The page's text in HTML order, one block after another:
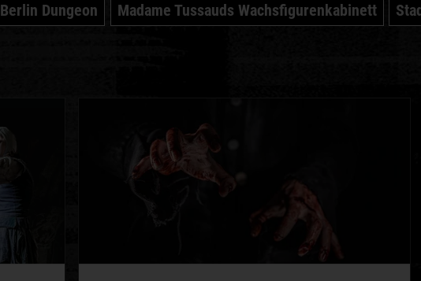
Berlin Dungeon Madame Tussauds Wachsfigurenkabinett